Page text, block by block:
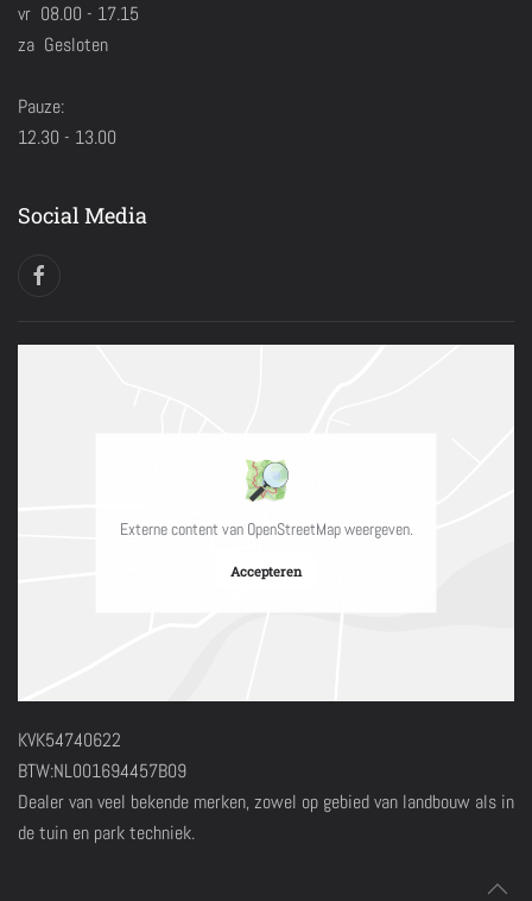
vr 08.00 - 17.15
za Gesloten
Pauze:
12.30 - 13.00
Social Media
Externe content van OpenStreetMap weergeven.
Accepteren
KVK54740622
BTW:NL001694457B09
Dealer van veel bekende merken, zowel op gebied van landbouw als in
de tuin en park techniek.